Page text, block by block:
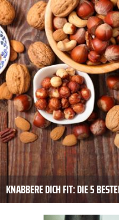
KNABBERE DICH FIT: DIE 5